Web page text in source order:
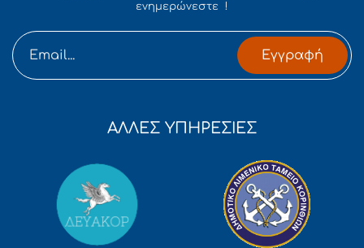
ενημερώνεστε !
Εγγραφή
ΑΛΛΕΣ ΥΠΗΡΕΣΙΕΣ